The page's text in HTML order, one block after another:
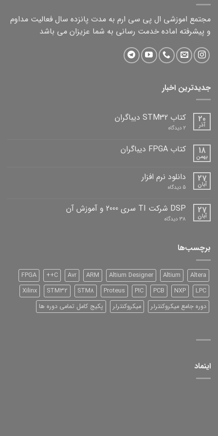
مجتمع اموزشی ال پی سی ارم به مدت پانزده سال فعالیت مداوم
و پیشرفته اماده خدمت رسانی به شما عزیزان می باشد
جدیدترین اخبار
20
آذر
کتاب STM32 دیباگران
2 دیدگاه برای
دیباگران 18
بهمن
کتاب FPGA دیباگران
کتاب
FPGA
دیباگران
ثبت
نشده 27
آبان
دانلود نرم افزار
5 دیدگاه برای
افزار 27
آبان
DSP شرکت TI سری 2000 و آموزش آن
38 دیدگاه برای
آن
برچسب‌ها
Altera
Altium
Altium Designer
ARM
Avr
C++
FPGA
LPC
NXP
PCB
PIC
Proteus
STM8
STM32
Xilinx
دوره جامع میکروکنترلر
میکروکنترلر پکیج کامل تمامی دوره ها
اینماد